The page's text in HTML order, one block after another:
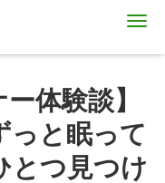
体験談】
っと眠って
とつ見つけ